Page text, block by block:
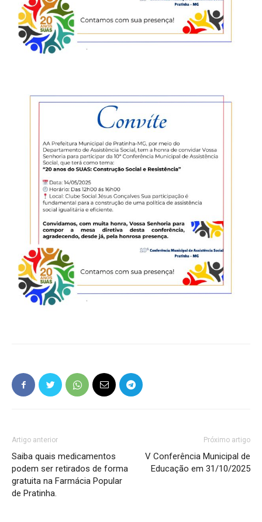
Artigo anterior
Saiba quais medicamentos
podem ser retirados de forma
gratuita na Farmácia Popular
de Pratinha.
Próximo artigo
V Conferência Municipal de
Educação em 31/10/2025